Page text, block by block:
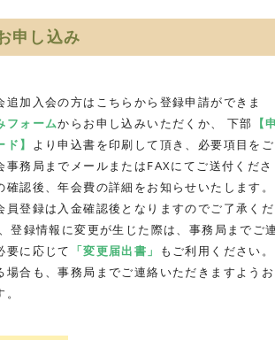
申し込み
追加入会の方はこちらから登録申請ができま
フォームからお申し込みいただくか、 下部 【
】 より申込書を印刷して頂き、必要項目をご
事務局までメールまたはFAXにてご送付くださ
確認後、年会費の詳細をお知らせいたします。
員登録は入金確認後となりますのでご了承くだ
登録情報に変更が生じた際は、事務局までご
要に応じて 「変更届出書」
もご利用ください。
場合も、事務局までご連絡いただきますようお